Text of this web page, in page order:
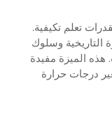
تعلم تكيفية.
التاريخية وسلوك
هذه الميزة مفيدة
درجات حرارة